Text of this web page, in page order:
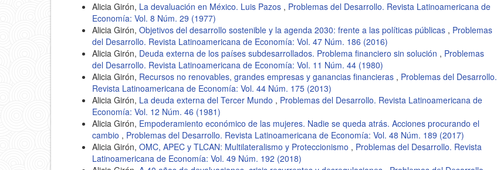
Alicia Girón, La devaluación en México. Luis Pazos , Problemas del Desarrollo. Revista Latinoamericana de
Economía: Vol. 8 Núm. 29 (1977)
Alicia Girón, Objetivos del desarrollo sostenible y la agenda 2030: frente a las políticas públicas , Problemas
del Desarrollo. Revista Latinoamericana de Economía: Vol. 47 Núm. 186 (2016)
Alicia Girón, Deuda externa de los países subdesarrollados. Problema financiero sin solución , Problemas
del Desarrollo. Revista Latinoamericana de Economía: Vol. 11 Núm. 44 (1980)
Alicia Girón, Recursos no renovables, grandes empresas y ganancias financieras , Problemas del Desarrollo.
Revista Latinoamericana de Economía: Vol. 44 Núm. 175 (2013)
Alicia Girón, La deuda externa del Tercer Mundo , Problemas del Desarrollo. Revista Latinoamericana de
Economía: Vol. 12 Núm. 46 (1981)
Alicia Girón, Empoderamiento económico de las mujeres. Nadie se queda atrás. Acciones procurando el
cambio , Problemas del Desarrollo. Revista Latinoamericana de Economía: Vol. 48 Núm. 189 (2017)
Alicia Girón, OMC, APEC y TLCAN: Multilateralismo y Proteccionismo , Problemas del Desarrollo. Revista
Latinoamericana de Economía: Vol. 49 Núm. 192 (2018)